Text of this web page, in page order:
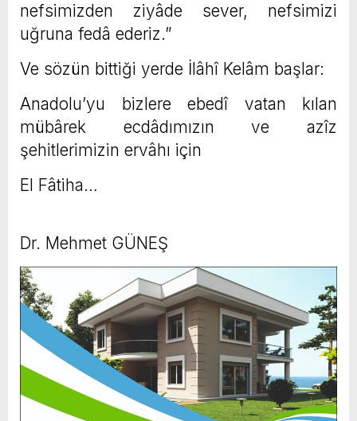
nefsimizden ziyâde sever, nefsimizi
uğruna fedâ ederiz.”
Ve sözün bittiği yerde İlâhî Kelâm başlar:
Anadolu’yu bizlere ebedî vatan kılan
mübârek ecdâdımızın ve azîz
şehitlerimizin ervâhı için
El Fâtiha…
Dr. Mehmet GÜNEŞ